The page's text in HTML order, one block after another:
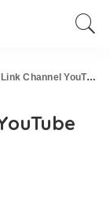
YouTube Sendiri